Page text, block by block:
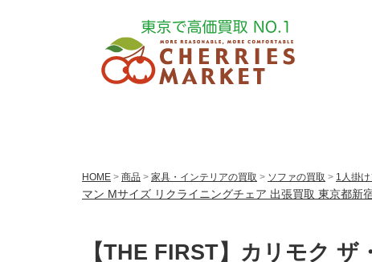
HOME > 商品 > 家具・インテリアの買取 > ソファの買取 > 1人掛
マン Mサイズ リクライニングチェア 出張買取 東京都新
【THE FIRST】カリモク